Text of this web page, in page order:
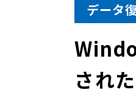
データ
され